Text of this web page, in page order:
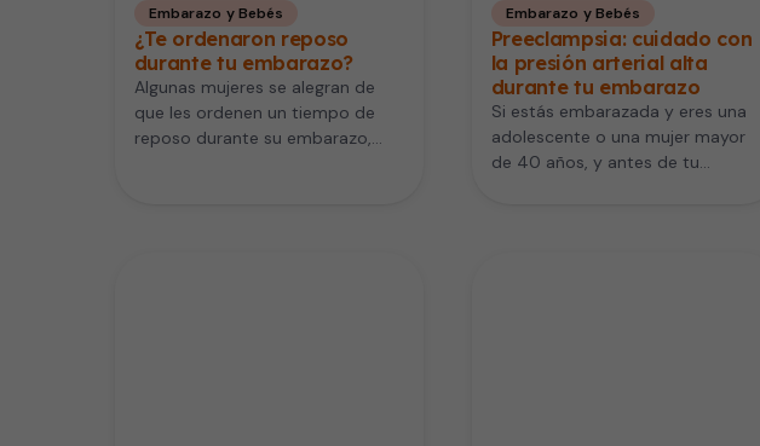
Embarazo y Bebés
¿Te ordenaron reposo
durante tu embarazo?
Algunas mujeres se alegran de
que les ordenen un tiempo de
reposo durante su embarazo,
Embarazo y Bebés
Preeclampsia: cuidado con
la presión arterial alta
durante tu embarazo
Si estás embarazada y eres una
adolescente o una mujer mayor
de 40 años, y antes de tu